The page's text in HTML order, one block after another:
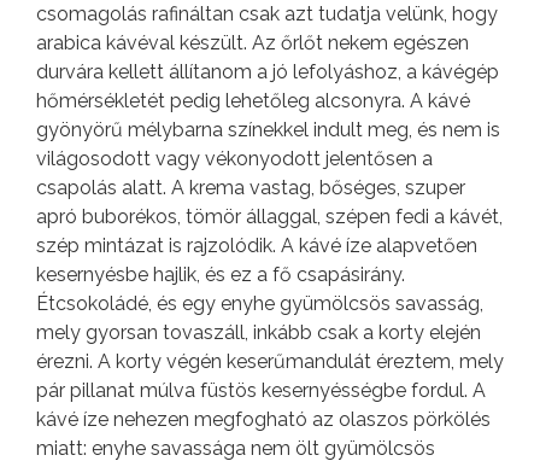
csomagolás rafináltan csak azt tudatja velünk, hogy
arabica kávéval készült. Az őrlőt nekem egészen
durvára kellett állítanom a jó lefolyáshoz, a kávégép
hőmérsékletét pedig lehetőleg alcsonyra. A kávé
gyönyörű mélybarna színekkel indult meg, és nem is
világosodott vagy vékonyodott jelentősen a
csapolás alatt. A krema vastag, bőséges, szuper
apró buborékos, tömör állaggal, szépen fedi a kávét,
szép mintázat is rajzolódik. A kávé íze alapvetően
kesernyésbe hajlik, és ez a fő csapásirány.
Étcsokoládé, és egy enyhe gyümölcsös savasság,
mely gyorsan tovaszáll, inkább csak a korty elején
érezni. A korty végén keserűmandulát éreztem, mely
pár pillanat múlva füstös kesernyésségbe fordul. A
kávé íze nehezen megfogható az olaszos pörkölés
miatt: enyhe savassága nem ölt gyümölcsös